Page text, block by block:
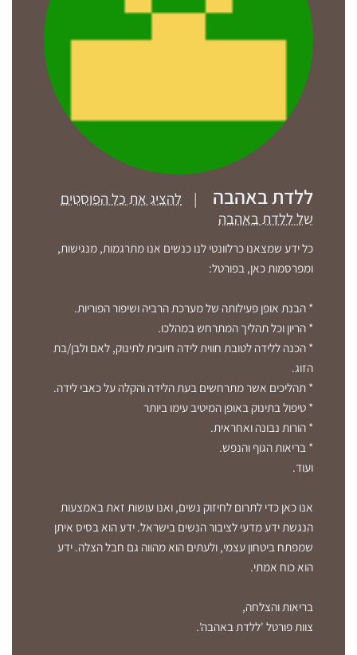
ללדת באהבה |
להציג את כל הפוסטים
של ללדת באהבה
כל ידע שמצאנו כרלוונטי לנו כנשים אנו מתרגמות, מנגישות,
ומפרסמות כאן, בפורטל:
* הבנת אופן פעילותה של מערכת הרביה ושיפור הפוריות.
* הריון וכל תהליך המתרחש במהלכו.
* הכנה ללידה לטובת חווית לידה חיובית לתינוק, לאם ולבן/בת
הזוג.
* תהליכים אשר מתרחשים בעת הלידה והקלה על כאבי לידה.
* טיפול בתינוק באופן המיטיב עימו ביותר
* הורות נבונה ואחראית.
* בריאות הגוף והנפש.
ועוד.
אנו כאן כדי לתרום לחיזוק נשים, ואנו עושות זאת באמצעות
הנגשת ידע מדעי לציבור הנשים בישראל. ידע הוא בסיס איתן
שמפתח ביטחון עצמי, ולעתים הוא מהווה גם חבל הצלה. ידע
הוא כוח אמתי.
בריאות והצלחה,
צוות פורטל 'ללדת באהבה'.